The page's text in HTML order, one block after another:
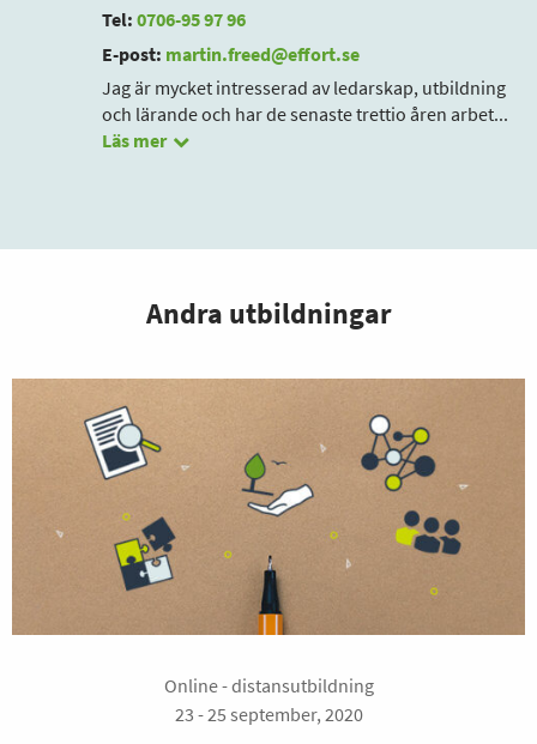
Tel: 0706-95 97 96
E-post: martin.freed@effort.se
Jag är mycket intresserad av ledarskap, utbildning
och lärande och har de senaste trettio åren arbet...
Läs mer
Andra utbildningar
Online - distansutbildning
23 - 25 september, 2020